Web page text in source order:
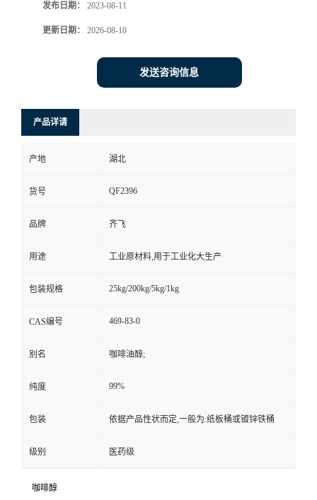
式
发布日期： 2023-08-11
更新日期： 2026-08-10
发送咨询信息
产品详请
产地 湖北
货号 QF2396
品牌 齐飞
用途 工业原材料,用于工业化大生产
包装规格 25kg/200kg/5kg/1kg
CAS编号 469-83-0
别名 咖啡油醇;
纯度 99%
包装 依据产品性状而定,一般为:纸板桶或镀锌铁桶
级别 医药级
咖啡醇